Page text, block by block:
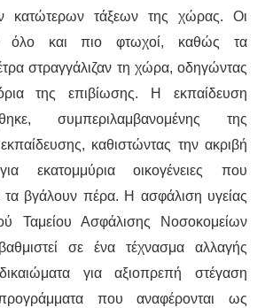
κατώτερων τάξεων της χώρας. Οι
όλο και πιο φτωχοί, καθώς τα
στραγγάλιζαν τη χώρα, οδηγώντας
της επιβίωσης. Η εκπαίδευση
συμπεριλαμβανομένης της
καθιστώντας την ακριβή
εκατομμύρια οικογένειες που
τα βγάλουν πέρα. Η ασφάλιση υγείας
Ταμείου Ασφάλισης Νοσοκομείων
σε ένα τέχνασμα αλλαγής
για αξιοπρεπή στέγαση
που αναφέρονται ως